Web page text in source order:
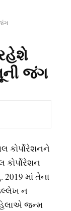
રહેશે
જંગ
કોર્પોરેશનને
કોર્પોરેશન
માં તેના
ન
જન્મ